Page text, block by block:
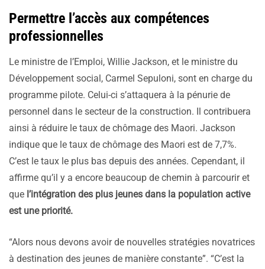
Permettre l’accès aux compétences
professionnelles
Le ministre de l’Emploi, Willie Jackson, et le ministre du
Développement social, Carmel Sepuloni, sont en charge du
programme pilote. Celui-ci s’attaquera à la pénurie de
personnel dans le secteur de la construction. Il contribuera
ainsi à réduire le taux de chômage des Maori. Jackson
indique que le taux de chômage des Maori est de 7,7%.
C’est le taux le plus bas depuis des années. Cependant, il
affirme qu’il y a encore beaucoup de chemin à parcourir et
que l’intégration des plus jeunes dans la population active
est une priorité.
“Alors nous devons avoir de nouvelles stratégies novatrices
à destination des jeunes de manière constante”. “C’est la